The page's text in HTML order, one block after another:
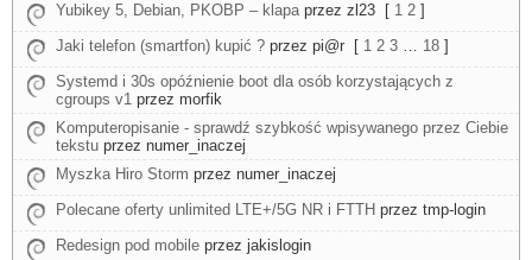
Yubikey 5, Debian, PKOBP – klapa przez zl23[ 1 2]
Jaki telefon (smartfon) kupić ? przez pi@r[ 1 2 3… 18]
Systemd i 30s opóźnienie boot dla osób korzystających z
cgroups v1 przez morfik
Komputeropisanie - sprawdź szybkość wpisywanego przez Ciebie
tekstu przez numer_inaczej
Myszka Hiro Storm przez numer_inaczej
Polecane oferty unlimited LTE+/5G NR i FTTH przez tmp-login
Redesign pod mobile przez jakislogin